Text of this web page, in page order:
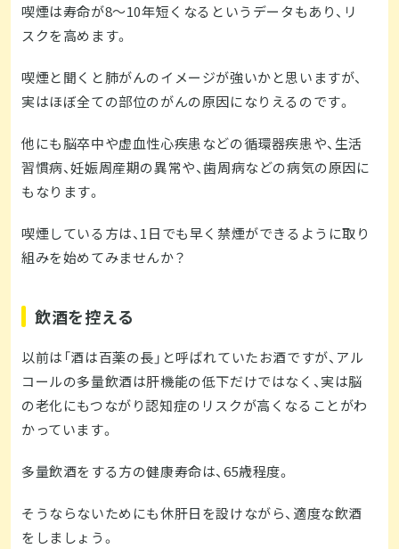
喫煙は寿命が8～10年短くなるというデータもあり、リ
スクを高めます。
喫煙と聞くと肺がんのイメージが強いかと思いますが、
実はほぼ全ての部位のがんの原因になりえるのです。
他にも脳卒中や虚血性心疾患などの循環器疾患や、生活
習慣病、妊娠周産期の異常や、歯周病などの病気の原因に
もなります。
喫煙している方は、1日でも早く禁煙ができるように取り
組みを始めてみませんか？
飲酒を控える
以前は「酒は百薬の長」と呼ばれていたお酒ですが、アル
コールの多量飲酒は肝機能の低下だけではなく、実は脳
の老化にもつながり認知症のリスクが高くなることがわ
かっています。
多量飲酒をする方の健康寿命は、65歳程度。
そうならないためにも休肝日を設けながら、適度な飲酒
をしましょう。